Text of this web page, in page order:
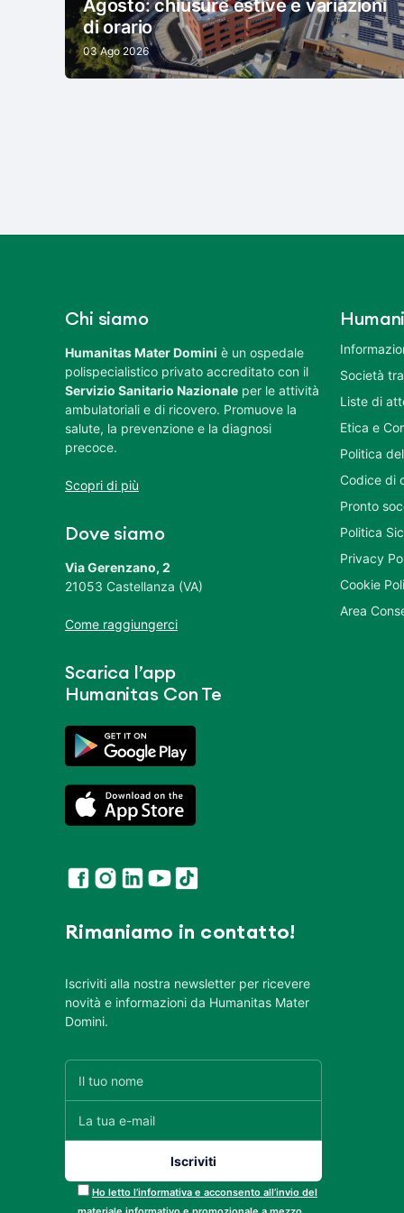
Agosto: chiusure estive e variazioni
di orario
03 Ago 2026
Chi siamo
Humanitas Mater Domini è un ospedale
polispecialistico privato accreditato con il
Servizio Sanitario Nazionale per le attività
ambulatoriali e di ricovero. Promuove la
salute, la prevenzione e la diagnosi
precoce.
Scopri di più
Dove siamo
Via Gerenzano, 2
21053 Castellanza (VA)
Come raggiungerci
Scarica l’app
Humanitas Con Te
Rimaniamo in contatto!
Iscriviti alla nostra newsletter per ricevere
novità e informazioni da Humanitas Mater
Domini.
Ho letto l’informativa e acconsento all’invio del
Società
Liste di
Etica e
Politica
Codice di
Pronto
Politica
Privacy
Cookie
Area